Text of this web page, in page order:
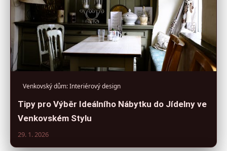
Venkovský dům: Interiérový design
Tipy pro Výběr Ideálního Nábytku do Jídelny ve
Venkovském Stylu
29. 1. 2026